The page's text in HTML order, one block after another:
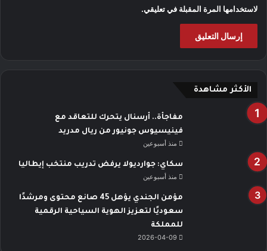
لاستخدامها المرة المقبلة في تعليقي.
الأكثر مشاهدة
مفاجأة.. أرسنال يتحرك للتعاقد مع
فينيسيوس جونيور من ريال مدريد
منذ أسبوعين
سكاي: جوارديولا يرفض تدريب منتخب إيطاليا
منذ أسبوعين
مؤمن الجندي يؤهل 45 صانع محتوى ومرشدًا
سعوديًا لتعزيز الهوية السياحية الرقمية
للمملكة
2026-04-09